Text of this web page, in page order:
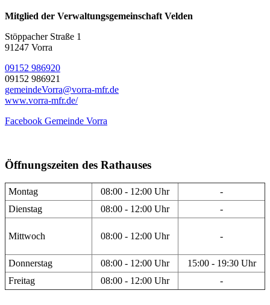
Mitglied der Verwaltungsgemeinschaft Velden
Stöppacher Straße 1
91247 Vorra
09152 986920
09152 986921
gemeindeVorra@vorra-mfr.de
www.vorra-mfr.de/
Facebook Gemeinde Vorra
Öffnungszeiten des Rathauses
Montag 08:00 - 12:00 Uhr
-
Dienstag
08:00 - 12:00 Uhr -
Mittwoch 08:00 - 12:00 Uhr -
Donnerstag 08:00 - 12:00 Uhr
15:00 - 19:30 Uhr
Freitag
08:00 - 12:00 Uhr -